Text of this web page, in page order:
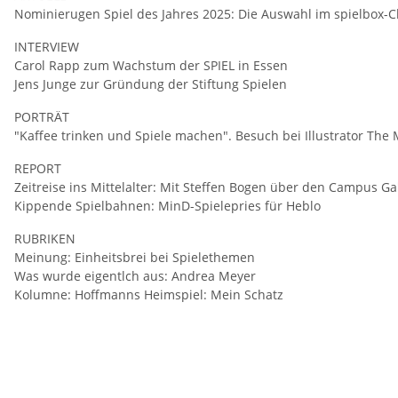
Nominierugen Spiel des Jahres 2025: Die Auswahl im spielbox-
INTERVIEW
Carol Rapp zum Wachstum der SPIEL in Essen
Jens Junge zur Gründung der Stiftung Spielen
PORTRÄT
"Kaffee trinken und Spiele machen". Besuch bei Illustrator The
REPORT
Zeitreise ins Mittelalter: Mit Steffen Bogen über den Campus
Kippende Spielbahnen: MinD-Spielepries für Heblo
RUBRIKEN
Meinung: Einheitsbrei bei Spielethemen
Was wurde eigentlch aus: Andrea Meyer
Kolumne: Hoffmanns Heimspiel: Mein Schatz